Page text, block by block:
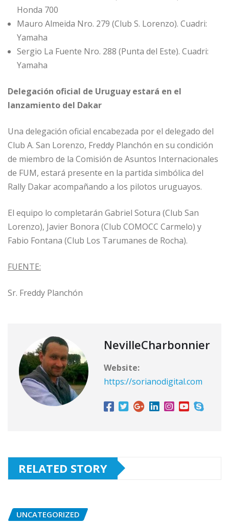
Honda 700
Mauro Almeida Nro. 279 (Club S. Lorenzo). Cuadri:
Yamaha
Sergio La Fuente Nro. 288 (Punta del Este). Cuadri:
Yamaha
Delegación oficial de Uruguay estará en el
lanzamiento del Dakar
Una delegación oficial encabezada por el delegado del
Club A. San Lorenzo, Freddy Planchón en su condición
de miembro de la Comisión de Asuntos Internacionales
de FUM, estará presente en la partida simbólica del
Rally Dakar acompañando a los pilotos uruguayos.
El equipo lo completarán Gabriel Sotura (Club San
Lorenzo), Javier Bonora (Club COMOCC Carmelo) y
Fabio Fontana (Club Los Tarumanes de Rocha).
FUENTE:
Sr. Freddy Planchón
NevilleCharbonnier
Website:
https://sorianodigital.com
RELATED STORY
UNCATEGORIZED